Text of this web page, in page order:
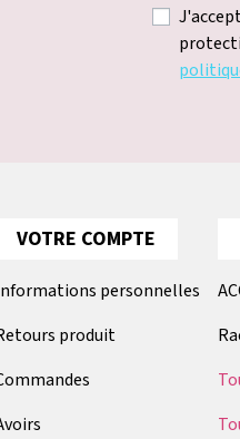
VOTRE COMPTE
personnelles
produit